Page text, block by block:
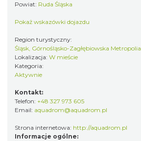
Powiat: Ruda Śląska
Pokaż wskazówki dojazdu
Region turystyczny:
Śląsk, Górnośląsko-Zagłębiowska Metropolia
Lokalizacja: W mieście
Kategoria:
Aktywnie
Kontakt:
Telefon: +48 327 973 605
Email: aquadrom@aquadrom.pl
Strona internetowa: http://aquadrom.pl
Informacje ogólne: